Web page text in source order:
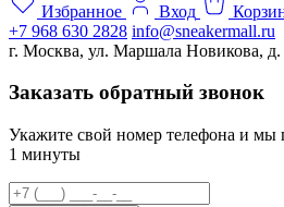
Избранное Вход
+7 968 630 2828 info@sneakermall.ru
г. Москва, ул. Маршала Новикова,
Заказать обратный звонок
Укажите свой номер телефона и мы
1 минуты